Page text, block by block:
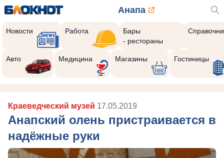
Анапа
Новости Работа
Бары
- рестораны
Авто Медицина Магазины Гостиницы
Краеведческий музей 17.05.2019
Анапский олень пристраивается в
надёжные руки